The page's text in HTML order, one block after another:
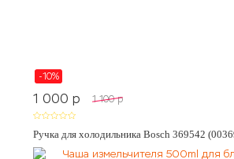
-10%
1 000 p 1 100 p
Ручка для холодильника Bosch 369542